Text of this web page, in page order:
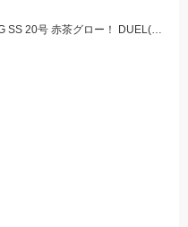
ダイワ エメラルダス イカメタルスッテ TG SS 20号 赤茶グロー！ DUEL(デュエル) スッテ EZ-SLIM 布巻 夜光オレンジブラウン！ ブルー夜光ピンク！